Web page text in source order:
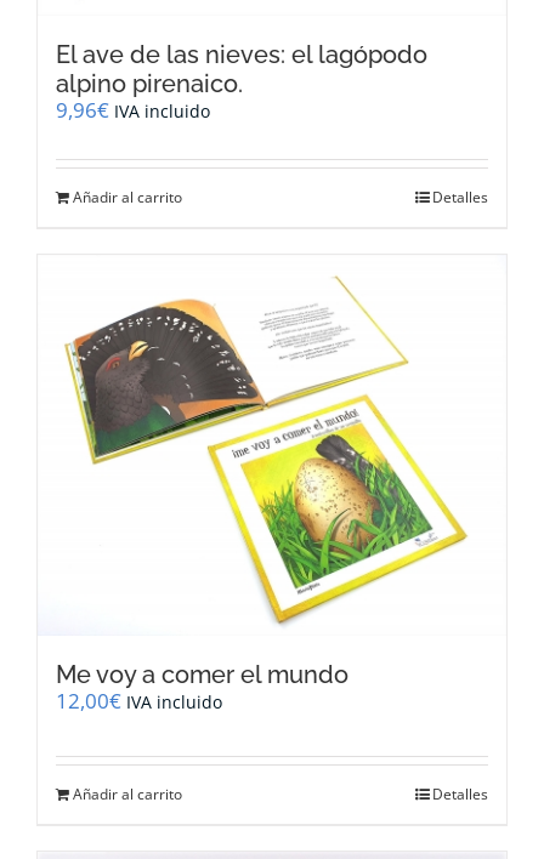
El ave de las nieves: el lagópodo
alpino pirenaico.
9,96€ IVA incluido
Añadir al carrito Detalles
Me voy a comer el mundo
12,00€ IVA incluido
Añadir al carrito Detalles